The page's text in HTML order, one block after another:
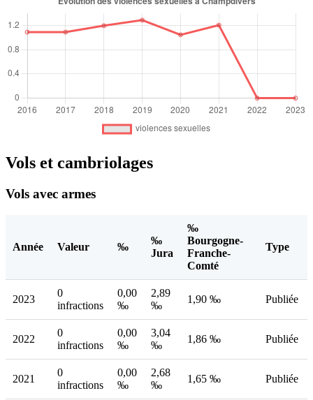
Vols et cambriolages
Vols avec armes
Année Valeur ‰
‰
Jura
‰
Bourgogne-
Franche-
Comté
Type
2023
0
infractions
0,00
‰
2,89
‰
1,90 ‰ Publiée
2022
0
infractions
0,00
‰
3,04
‰
1,86 ‰ Publiée
2021
0
infractions
0,00
‰
2,68
‰
1,65 ‰ Publiée